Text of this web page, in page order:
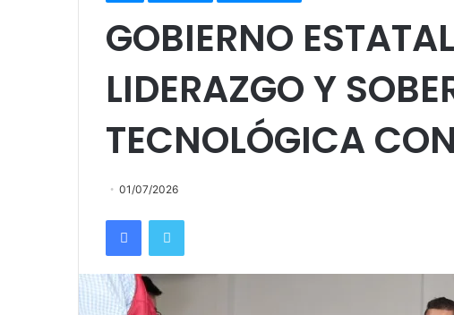
GOBIERNO
LIDERAZGO Y
TECNOLÓGICA
01/07/2026
FacebookTwitter